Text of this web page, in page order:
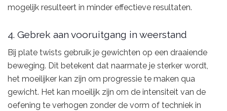
mogelijk resulteert in minder effectieve resultaten.
4. Gebrek aan vooruitgang in weerstand
Bij plate twists gebruik je gewichten op een draaiende
beweging. Dit betekent dat naarmate je sterker wordt,
het moeilijker kan zijn om progressie te maken qua
gewicht. Het kan moeilijk zijn om de intensiteit van de
oefening te verhogen zonder de vorm of techniek in